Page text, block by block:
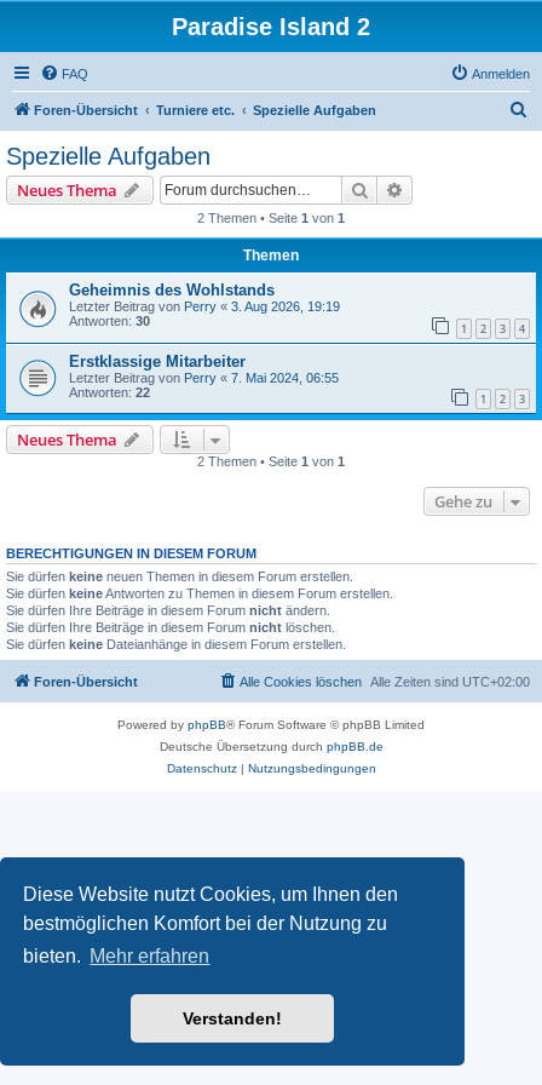
Diese Website nutzt Cookies, um Ihnen den
bestmöglichen Komfort bei der Nutzung zu
bieten. Mehr erfahren
Verstanden!
Paradise Island 2
FAQ Anmelden
Foren-Übersicht Turniere etc. Spezielle Aufgaben
Spezielle Aufgaben
Neues Thema Suche
2 Themen • Seite 1 von 1
Themen
Geheimnis des Wohlstands
Letzter Beitrag von Perry « 3. Aug 2026, 19:19
Antworten: 30 1 2 3 4
Erstklassige Mitarbeiter
Letzter Beitrag von Perry « 7. Mai 2024, 06:55
Antworten: 22 1 2 3
Neues Thema
2 Themen • Seite 1 von 1
Gehe zu
BERECHTIGUNGEN IN DIESEM FORUM
Sie dürfen keine neuen Themen in diesem Forum erstellen.
Sie dürfen keineAntworten zu Themen in diesem Forum erstellen.
Sie dürfen Ihre Beiträge in diesem Forum nicht ändern.
Sie dürfen Ihre Beiträge in diesem Forum nicht löschen.
Sie dürfen keine Dateianhänge in diesem Forum erstellen.
Foren-Übersicht Alle Zeiten sind UTC+02:00
Alle Cookies löschen
Powered by phpBB® Forum Software © phpBB Limited
Deutsche Übersetzung durch phpBB.de
Datenschutz| Nutzungsbedingungen